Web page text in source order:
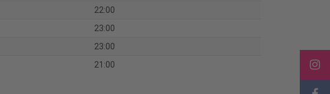
22:00
23:00
23:00
21:00